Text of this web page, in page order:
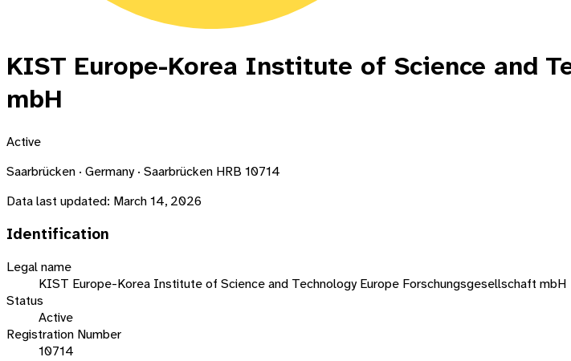
KIST Europe-Korea Institute of Science and
mbH
Active
Saarbrücken · Germany · Saarbrücken HRB 10714
Data last updated: March 14, 2026
Identification
Legal name
KIST Europe-Korea Institute of Science and Technology Europe Forschungsgesellschaft mbH
Status
Active
Registration Number
10714